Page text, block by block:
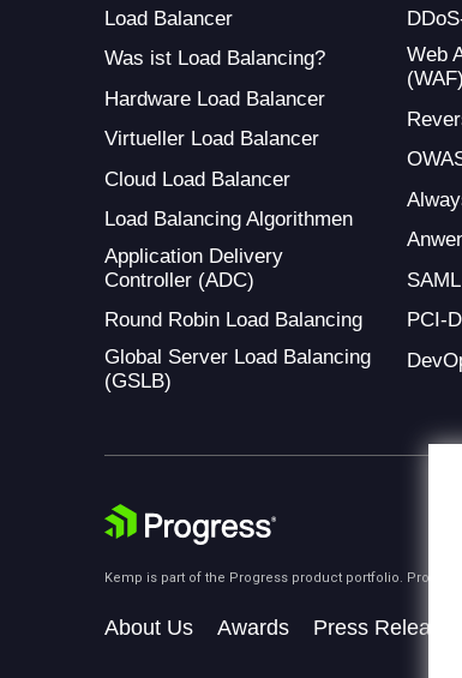
Load Balancer
Was ist Load Balancing?
Hardware Load Balancer
Virtueller Load Balancer
Cloud Load Balancer
Load Balancing Algorithmen
Application Delivery
Controller (ADC)
Round Robin Load Balancing
Global Server Load Balancing
(GSLB)
Web
(WAF)
SAML
PCI-
Kemp is part of the Progress product portfolio.
About Us Awards Press Releases